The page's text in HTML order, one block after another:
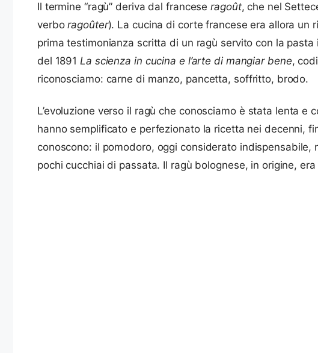
Il termine “ragù” deriva dal franceseragoût, che nel
verboragoûter). La cucina di corte francese era allora un
prima testimonianza scritta di un ragù servito con la
del 1891La scienza in cucina e l’arte di mangiar bene,
riconosciamo: carne di manzo, pancetta, soffritto, brodo.
L’evoluzione verso il ragù che conosciamo è stata lenta
hanno semplificato e perfezionato la ricetta nei decenni,
conoscono: il pomodoro, oggi considerato
pochi cucchiai di passata. Il ragù bolognese, in origine,